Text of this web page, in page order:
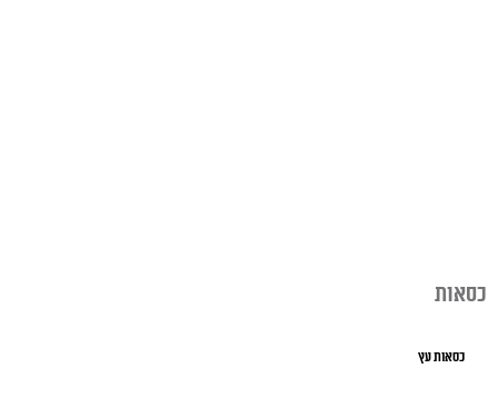
כסאות
כסאות עץ